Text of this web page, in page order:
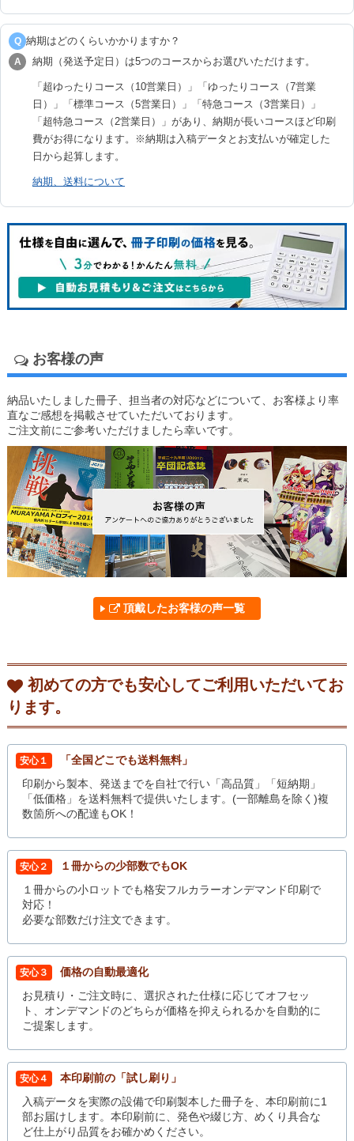
Q 納期はどのくらいかかりますか？
A 納期（発送予定日）は5つのコースからお選びいただけます。
「超ゆったりコース（10営業日）」「ゆったりコース（7営業
日）」「標準コース（5営業日）」「特急コース（3営業日）」
「超特急コース（2営業日）」があり、納期が長いコースほど印刷
費がお得になります。※納期は入稿データとお支払いが確定した
日から起算します。
納期、送料について
お客様の声
納品いたしました冊子、担当者の対応などについて、お客様より率
直なご感想を掲載させていただいております。
ご注文前にご参考いただけましたら幸いです。
頂戴したお客様の声一覧
初めての方でも安心してご利用いただいてお
ります。
安心１
「全国どこでも送料無料」
印刷から製本、発送までを自社で行い「高品質」「短納期」
「低価格」を送料無料で提供いたします。(一部離島を除く)複
数箇所への配達もOK！
安心２
１冊からの少部数でもOK
１冊からの小ロットでも格安フルカラーオンデマンド印刷で
対応！
必要な部数だけ注文できます。
安心３
価格の自動最適化
お見積り・ご注文時に、選択された仕様に応じてオフセッ
ト、オンデマンドのどちらが価格を抑えられるかを自動的に
ご提案します。
安心４
本印刷前の「試し刷り」
入稿データを実際の設備で印刷製本した冊子を、本印刷前に1
部お届けします。本印刷前に、発色や綴じ方、めくり具合な
ど仕上がり品質をお確かめください。